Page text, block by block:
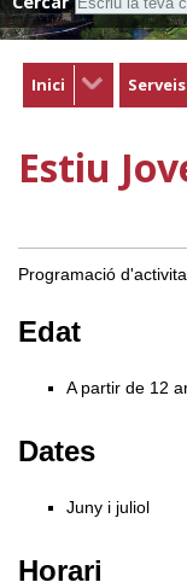
Inici Serveis
Estiu
Programació
Edat
A partir de 12
Dates
Juny i juliol
Horari